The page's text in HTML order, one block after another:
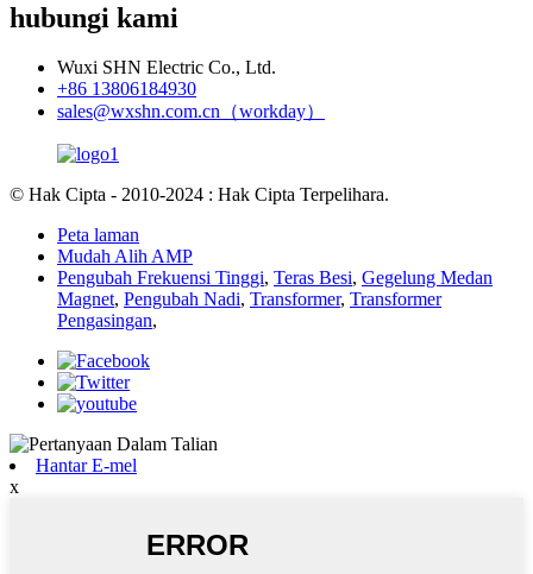
hubungi kami
Wuxi SHN Electric Co., Ltd.
+86 13806184930
sales@wxshn.com.cn（workday）
© Hak Cipta - 2010-2024 : Hak Cipta Terpelihara.
Peta laman
Mudah Alih AMP
Pengubah Frekuensi Tinggi, Teras Besi, Gegelung Medan
Magnet, Pengubah Nadi, Transformer, Transformer
Pengasingan,
Hantar E-mel
x